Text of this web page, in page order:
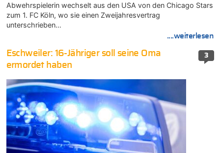
Abwehrspielerin wechselt aus den USA von den Chicago Stars
zum 1. FC Köln, wo sie einen Zweijahresvertrag
unterschrieben…
....weiterlesen
3
Eschweiler: 16-Jähriger soll seine Oma
ermordet haben